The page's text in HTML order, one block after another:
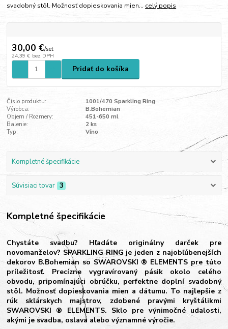
svadobný stôl. Možnosť dopieskovania mien... celý popis
30,00 €/set
24,39 € bez DPH
Pridať do košíka
Číslo produktu:
1001/470 Sparkling Ring
Výrobca:
B.Bohemian
Objem / Rozmery:
451-650 ml
Balenie:
2 ks
Typ:
Víno
Kompletné špecifikácie
Súvisiaci tovar 3
Kompletné špecifikácie
Chystáte svadbu? Hľadáte originálny darček pre
novomanželov? SPARKLING RING je jeden z najobľúbenejších
dekorov B.Bohemian so SWAROVSKI ® ELEMENTS pre túto
príležitosť. Precízne vygravírovaný pásik okolo celého
obvodu, pripomínajúci obrúčku, perfektne doplní svadobný
stôl. Možnosť dopieskovania mien a dátumu. To najlepšie z
rúk sklárskych majstrov, zdobené pravými kryštálikmi
SWAROVSKI ® ELEMENTS. Sklo pre výnimočné udalosti,
akými je svadba, oslava alebo významné výročie.